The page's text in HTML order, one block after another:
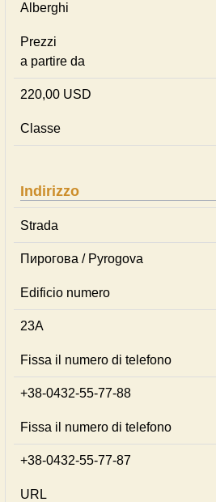
Alberghi
Prezzi
a partire da
220,00 USD
Classe
Indirizzo
Strada
Пирогова / Pyrogova
Edificio numero
23А
Fissa il numero di telefono
+38-0432-55-77-88
Fissa il numero di telefono
+38-0432-55-77-87
URL